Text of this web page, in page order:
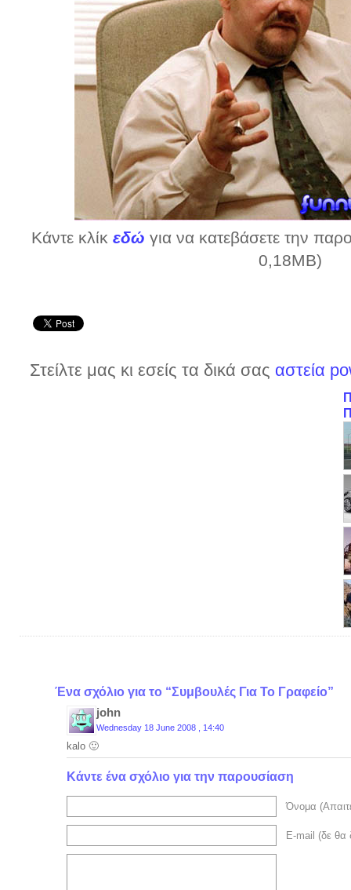
Κάντε κλίκ εδώ για να κατεβάσετε την
0,18MB)
Στείλτε μας κι εσείς τα δικά σας αστεία
Ένα σχόλιο για το “Συμβουλές Για Το Γραφείο”
john
Wednesday 18 June 2008 , 14:40
kalo 🙂
Κάντε ένα σχόλιο για την παρουσίαση
Όνομα
E-mail (δε θα